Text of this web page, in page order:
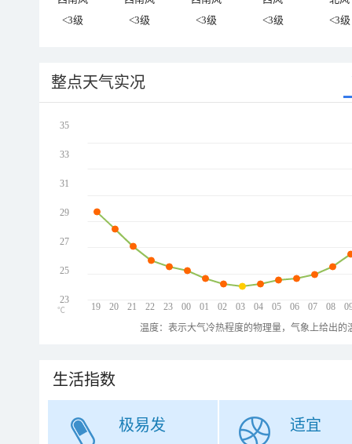
<3级
<3级 <3级 <3级 <3级
整点天气实况
19 20 21 22 23 00 01 02 03 04 05 06 07 08
35
33
31
29
27
25
23
℃
温度：表示大气冷热程度的物理量，气象上给出
生活指数
极易发 适宜